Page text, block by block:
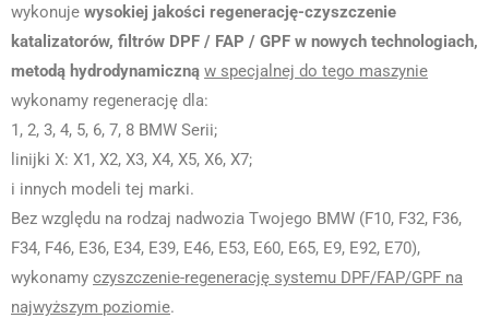
wykonuje wysokiej jakości regenerację-czyszczenie
katalizatorów, filtrów DPF / FAP / GPF w nowych technologiach,
metodą hydrodynamiczną w specjalnej do tego maszynie
wykonamy regenerację dla:
1, 2, 3, 4, 5, 6, 7, 8 BMW Serii;
linijki X: X1, X2, X3, X4, X5, X6, X7;
i innych modeli tej marki.
Bez względu na rodzaj nadwozia Twojego BMW (F10, F32, F36,
F34, F46, E36, E34, E39, E46, E53, E60, E65, E9, E92, E70),
wykonamy czyszczenie-regenerację systemu DPF/FAP/GPF na
najwyższym poziomie.